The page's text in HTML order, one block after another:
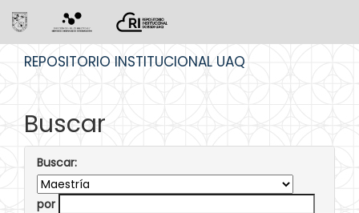
REPOSITORIO INSTITUCIONAL UAQ
Buscar
Buscar:
por